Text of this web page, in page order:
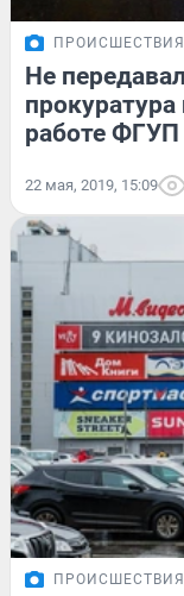
ПРОИСШЕСТВИЯ
Не
работе
22 мая, 2019, 15:09
ПРОИСШЕСТВИЯ